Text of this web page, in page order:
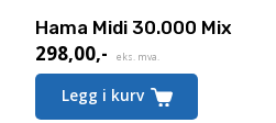
Hama Midi 30.000 Mix
298,00,- eks. mva.
Legg i kurv